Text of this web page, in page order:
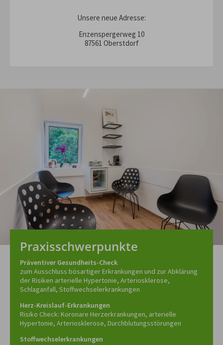
Unsere neue Adresse:
Enzenspergerweg 10
87561 Oberstdorf
Praxisschwerpunkte
Präventiver Gesundheits-Check
zum Ausschluss bösartiger Erkrankungen und zur Abklärung
der Risiken arterielle Hypertonie, Arteriosklerose,
Schlaganfall, Stoffwechselerkrankungen
Herz-Kreislauf-Erkrankungen
Risiko Check: Koronare Herzerkrankungen, arterielle
Hypertonie, Arteriosklerose, Durchblutungsstörungen
Stoffwechselerkrankungen